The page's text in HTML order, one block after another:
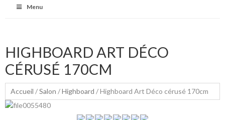
Menu
HIGHBOARD ART DÉCO
CÉRUSÉ 170CM
Accueil /Salon /Highboard / Highboard Art Déco cérusé 170cm